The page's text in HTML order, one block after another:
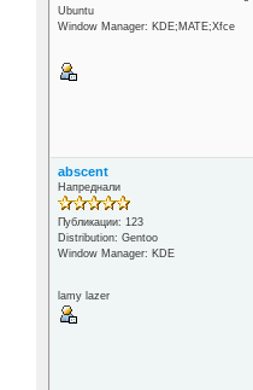
Ubuntu
Window Manager: KDE;MATE;Xfce
abscent
Напреднали
Публикации: 123
Distribution: Gentoo
Window Manager: KDE
lamy lazer